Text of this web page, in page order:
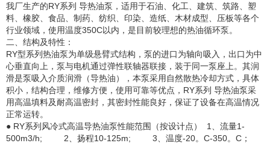
我厂生产的RY系列 导热油泵 ，适用于石油、化工、建筑、筑路、塑
料、橡胶、食品、制药、纺织、印染、造纸、木材成型、压板等各个
行业领域，使用温度350C以内，是目前较理想的热油循环泵。
二、结构及特性：
RY型系列热油泵为单级悬臂式结构，泵的进口为轴向吸入，出口为中
心垂直向上，泵与电机通过弹性联轴器联接，装于同一泵座上。其润
滑是泵吸入介质润滑（导热油），本泵采用自然散热冷却方式，具体
积小，结构合理，维修方便，使用可靠等优点，RY系列 导热油泵采
用高温填料及耐高温密封，其密封性能良好，保证了设备在高温情况
正常运转。
● RY系列风冷式高温导热油泵性能范围（按设计点） 1、流量1-
500m3/h; 2、扬程10-125m; 3、温度-20。C-350。C；